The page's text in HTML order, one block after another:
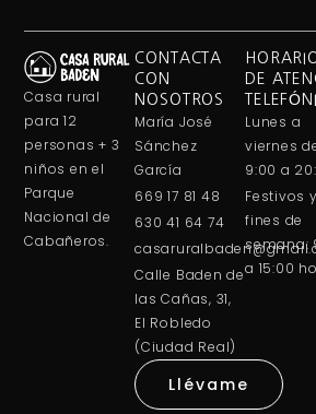
Casa rural
para 12
personas + 3
niños en el
Parque
Nacional de
Cabañeros.
CONTACTA
CON
NOSOTROS
María José
Sánchez
García
669 17 81 48
630 41 64 74
Calle Baden de
las Cañas, 31,
El Robledo
(Ciudad Real)
Llévame
DE
Lunes a
viernes
9:00 a
Festivos y
fines de
semana:
a 15:00